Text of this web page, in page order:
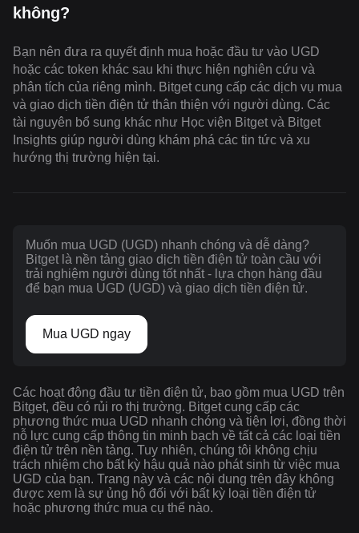
không?
Bạn nên đưa ra quyết định mua hoặc đầu tư vào UGD
hoặc các token khác sau khi thực hiện nghiên cứu và
phân tích của riêng mình. Bitget cung cấp các dịch vụ mua
và giao dịch tiền điện tử thân thiện với người dùng. Các
tài nguyên bổ sung khác như Học viện Bitget và Bitget
Insights giúp người dùng khám phá các tin tức và xu
hướng thị trường hiện tại.
Muốn mua UGD (UGD) nhanh chóng và dễ dàng?
Bitget là nền tảng giao dịch tiền điện tử toàn cầu với
trải nghiệm người dùng tốt nhất - lựa chọn hàng đầu
để bạn mua UGD (UGD) và giao dịch tiền điện tử.
Mua UGD ngay
Các hoạt động đầu tư tiền điện tử, bao gồm mua UGD trên
Bitget, đều có rủi ro thị trường. Bitget cung cấp các
phương thức mua UGD nhanh chóng và tiện lợi, đồng thời
nỗ lực cung cấp thông tin minh bạch về tất cả các loại tiền
điện tử trên nền tảng. Tuy nhiên, chúng tôi không chịu
trách nhiệm cho bất kỳ hậu quả nào phát sinh từ việc mua
UGD của bạn. Trang này và các nội dung trên đây không
được xem là sự ủng hộ đối với bất kỳ loại tiền điện tử
hoặc phương thức mua cụ thể nào.